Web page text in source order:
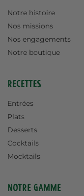
Notre histoire
Nos missions
Nos engagements
Notre boutique
Recettes
Entrées
Plats
Desserts
Cocktails
Mocktails
Notre gamme